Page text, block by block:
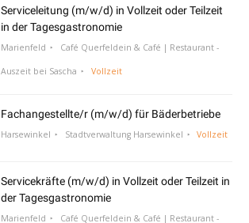
Serviceleitung (m/w/d) in Vollzeit oder Teilzeit
in der Tagesgastronomie
Marienfeld Café Querfeldein & Café | Restaurant -
Auszeit bei Sascha Vollzeit
Fachangestellte/r (m/w/d) für Bäderbetriebe
Harsewinkel Stadtverwaltung Harsewinkel Vollzeit
Servicekräfte (m/w/d) in Vollzeit oder Teilzeit in
der Tagesgastronomie
Marienfeld Café Querfeldein & Café | Restaurant -